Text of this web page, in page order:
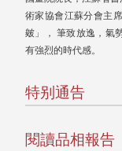
術家協會江蘇分會主
皴」， 筆致放逸，氣
有強烈的時代感。
特别通告
閱讀品相報告